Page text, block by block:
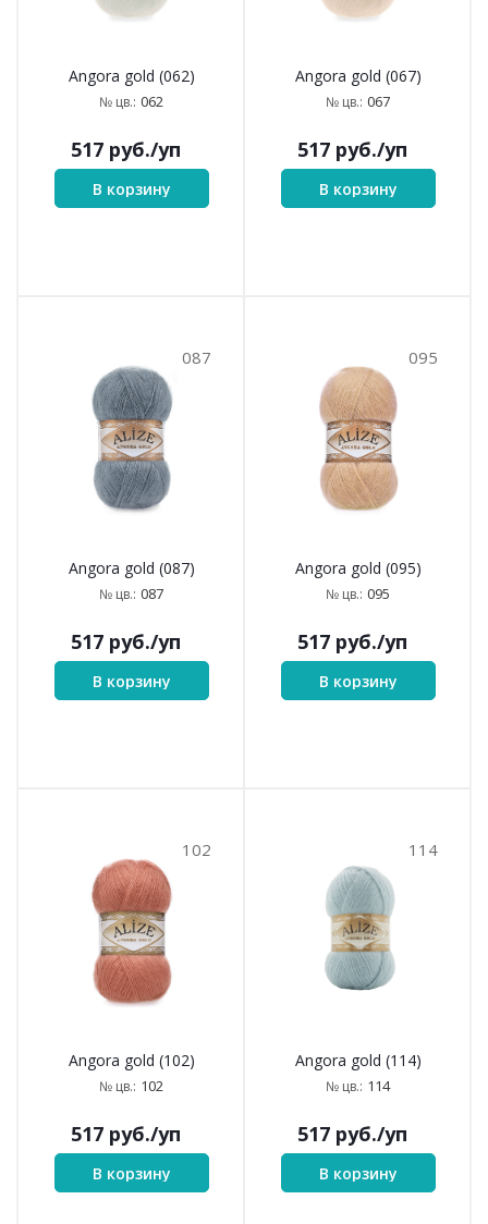
Angora gold (062)
№ цв.: 062
517 руб./уп
В корзину
Angora gold (067)
№ цв.: 067
517 руб./уп
В корзину
087
Angora gold (087)
№ цв.: 087
517 руб./уп
В корзину
095
Angora gold (095)
№ цв.: 095
517 руб./уп
В корзину
102
Angora gold (102)
№ цв.: 102
517 руб./уп
В корзину
114
Angora gold (114)
№ цв.: 114
517 руб./уп
В корзину